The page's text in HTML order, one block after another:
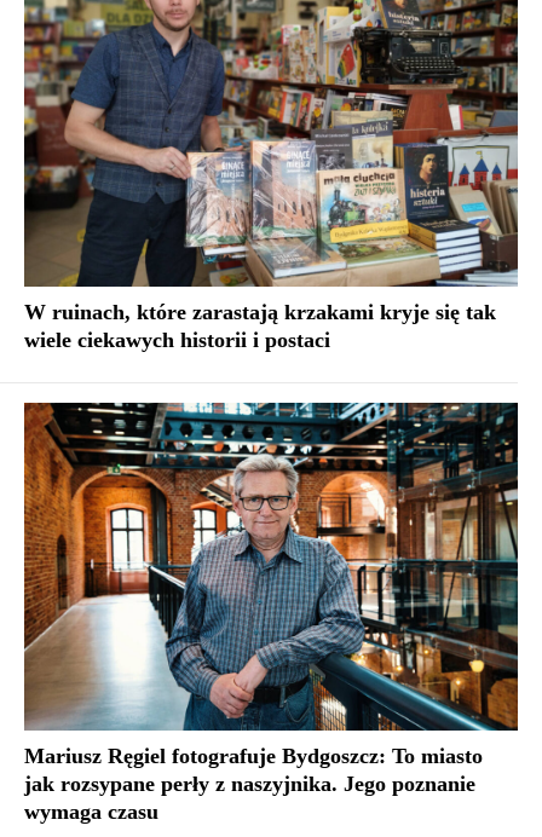
W ruinach, które zarastają krzakami kryje się tak
wiele ciekawych historii i postaci
Mariusz Ręgiel fotografuje Bydgoszcz: To miasto
jak rozsypane perły z naszyjnika. Jego poznanie
wymaga czasu